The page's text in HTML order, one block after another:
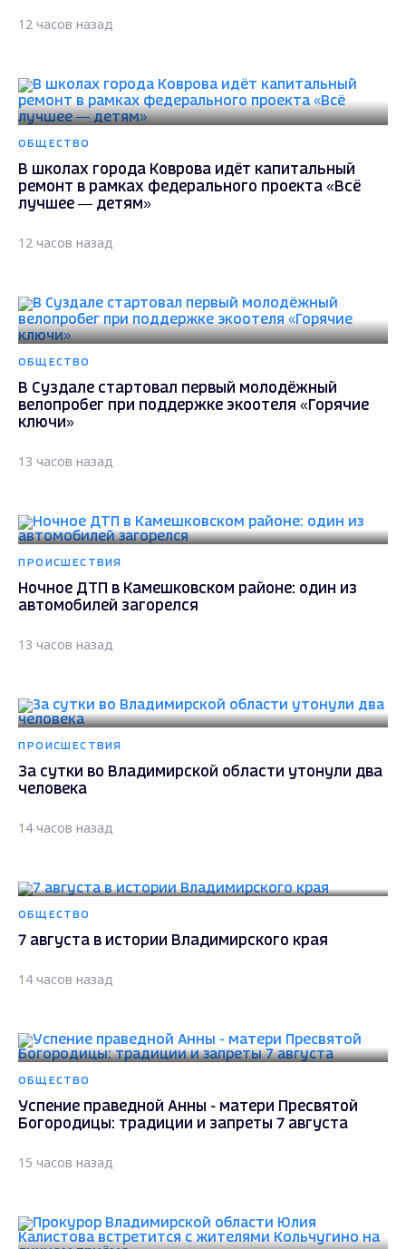
12 часов назад
ОБЩЕСТВО
В школах города Коврова идёт капитальный
ремонт в рамках федерального проекта «Всё
лучшее — детям»
12 часов назад
ОБЩЕСТВО
В Суздале стартовал первый молодёжный
велопробег при поддержке экоотеля «Горячие
ключи»
13 часов назад
ПРОИСШЕСТВИЯ
Ночное ДТП в Камешковском районе: один из
автомобилей загорелся
13 часов назад
ПРОИСШЕСТВИЯ
За сутки во Владимирской области утонули два
человека
14 часов назад
ОБЩЕСТВО
7 августа в истории Владимирского края
14 часов назад
ОБЩЕСТВО
Успение праведной Анны - матери Пресвятой
Богородицы: традиции и запреты 7 августа
15 часов назад